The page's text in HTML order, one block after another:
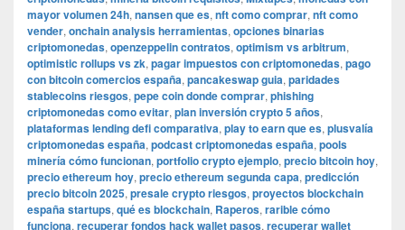
mayor volumen 24h, nansen que es, nft como comprar, nft como
vender, onchain analysis herramientas, opciones binarias
criptomonedas, openzeppelin contratos, optimism vs arbitrum,
optimistic rollups vs zk, pagar impuestos con criptomonedas, pago
con bitcoin comercios españa, pancakeswap guia, paridades
stablecoins riesgos, pepe coin donde comprar, phishing
criptomonedas como evitar, plan inversión crypto 5 años,
plataformas lending defi comparativa, play to earn que es, plusvalía
criptomonedas españa, podcast criptomonedas españa, pools
minería cómo funcionan, portfolio crypto ejemplo, precio bitcoin hoy,
precio ethereum hoy, precio ethereum segunda capa, predicción
precio bitcoin 2025, presale crypto riesgos, proyectos blockchain
españa startups, qué es blockchain, Raperos, rarible cómo
funciona, recuperar fondos hack wallet pasos, recuperar wallet